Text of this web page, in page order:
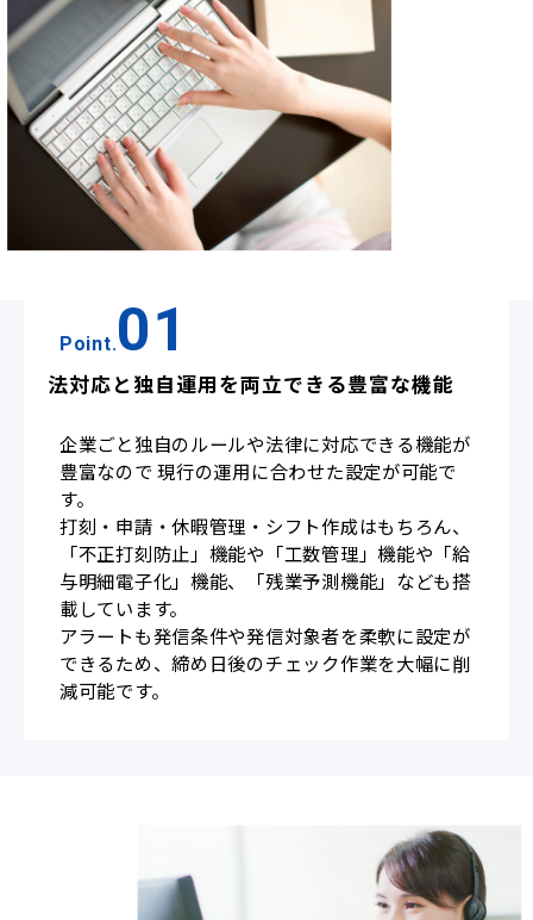
Point.01
法対応と独自運用を両立できる豊富な機能
企業ごと独自のルールや法律に対応できる機能が
豊富なので 現行の運用に合わせた設定が可能で
す。
打刻・申請・休暇管理・シフト作成はもちろん、
「不正打刻防止」機能や「工数管理」機能や「給
与明細電子化」機能、「残業予測機能」なども搭
載しています。
アラートも発信条件や発信対象者を柔軟に設定が
できるため、締め日後のチェック作業を大幅に削
減可能です。